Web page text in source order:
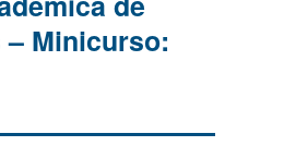
Minicurso: